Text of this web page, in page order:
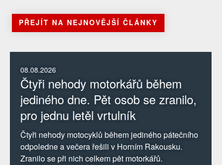
PŘEJÍT NA NEJNOVĚJŠÍ ČLÁNKY
08.08.2026
Čtyři nehody motorkářů během
jediného dne. Pět osob se zranilo,
pro jednu letěl vrtulník
Čtyři nehody motocyklů během jediného pátečního
odpoledne a večera řešili v Horním Rakousku.
Zranilo se při nich celkem pět motorkářů.